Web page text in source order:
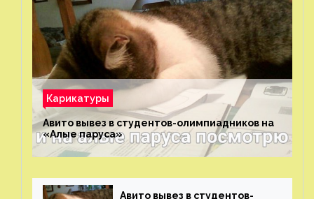
Карикатуры
Авито вывез в студентов-олимпиадников на
«Алые паруса»⁠⁠
Авито вывез в студентов-